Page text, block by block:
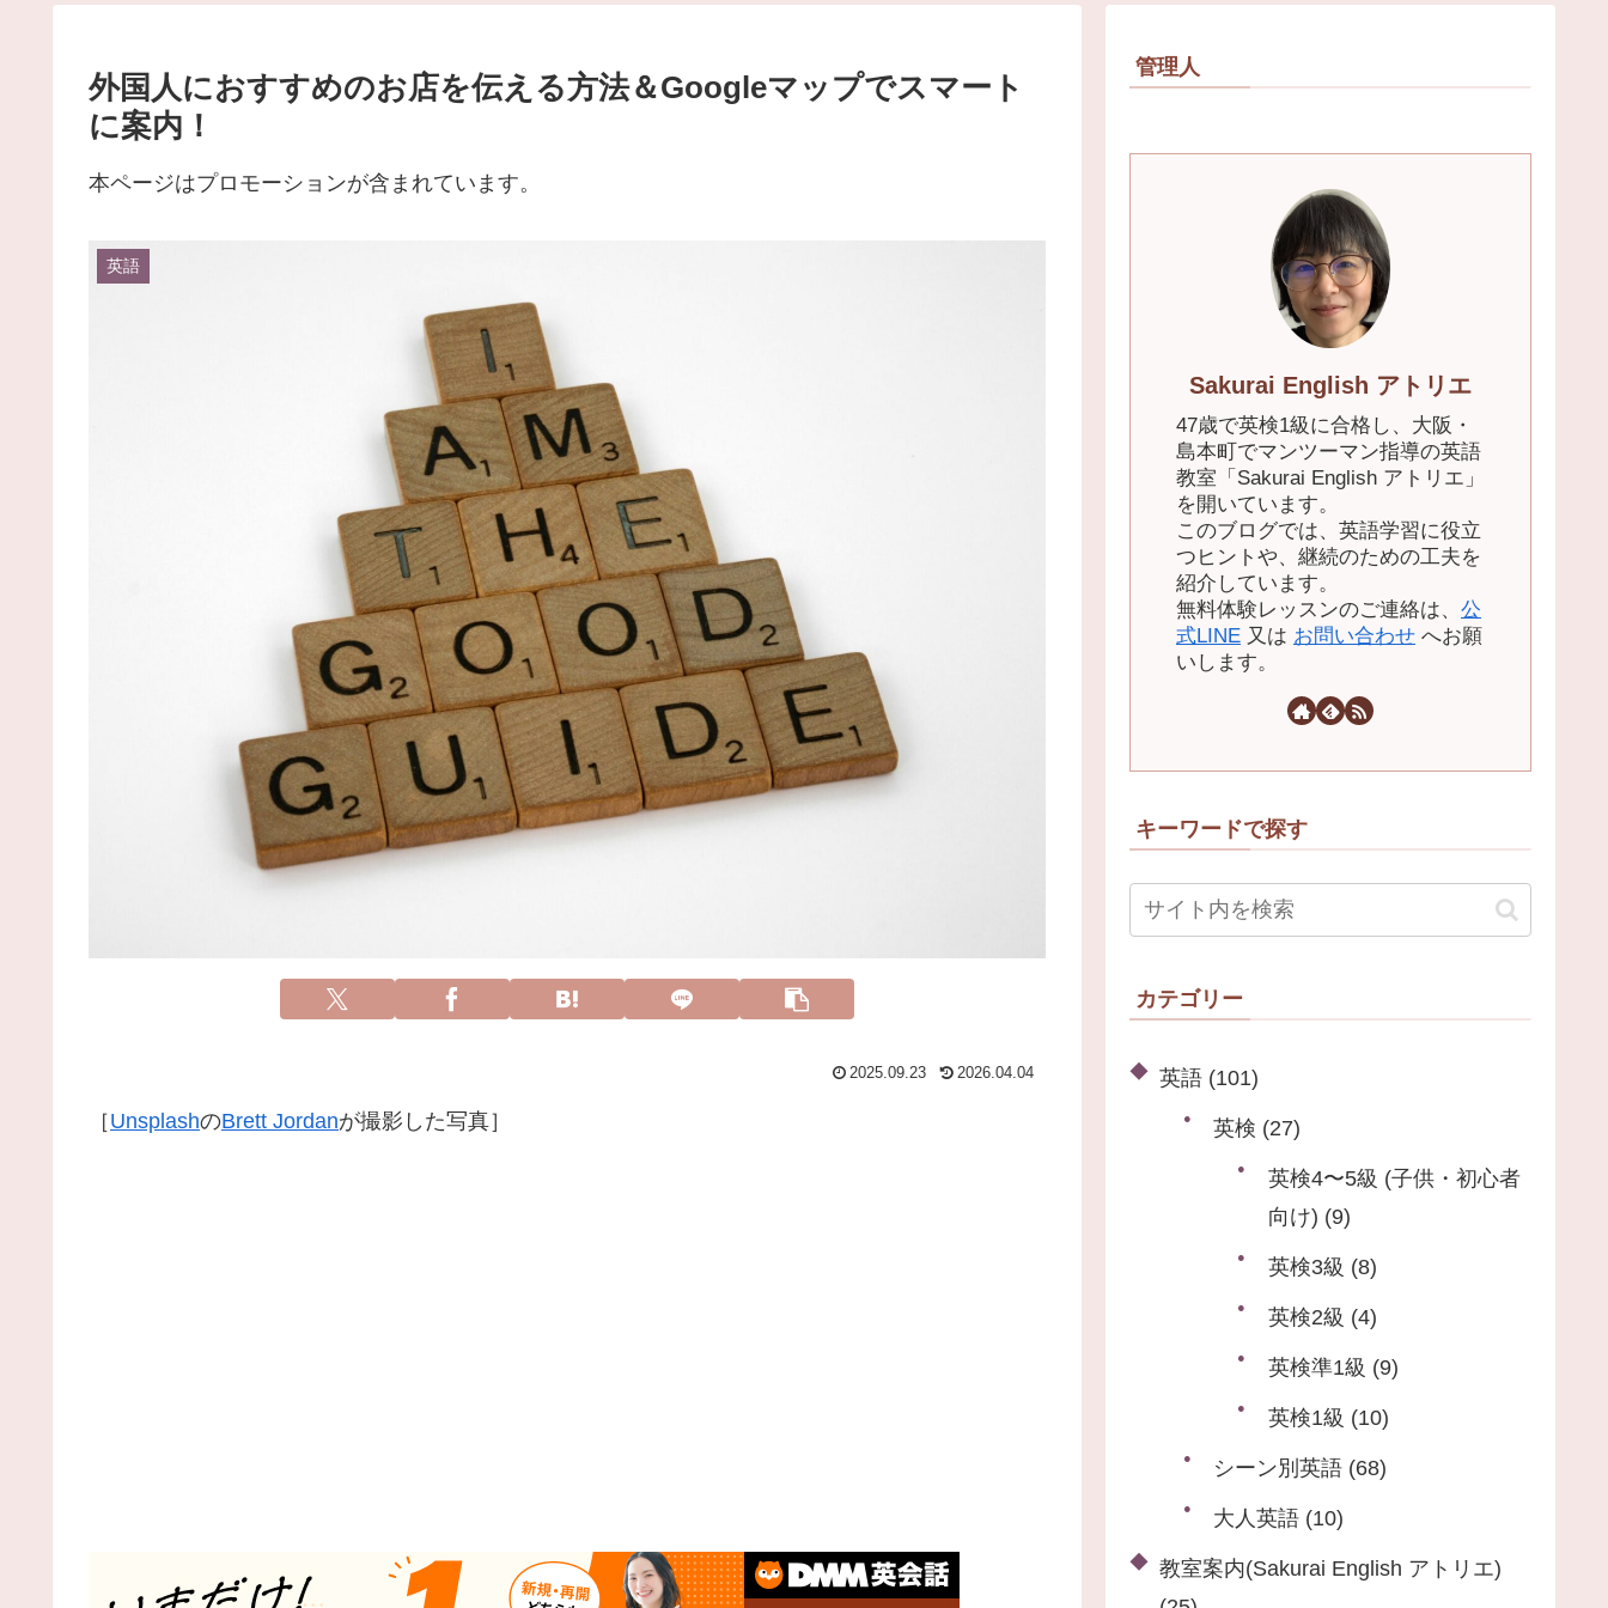
外国人におすすめのお店を伝える方法＆Googleマップでスマート
に案内！
本ページはプロモーションが含まれています。
英語
2025.09.23 2026.04.04
［UnsplashのBrett Jordanが撮影した写真］
管理人
Sakurai English アトリエ
47歳で英検1級に合格し、大阪・
島本町でマンツーマン指導の英語
教室「Sakurai English アトリエ」
を開いています。
このブログでは、英語学習に役立
つヒントや、継続のための工夫を
紹介しています。
無料体験レッスンのご連絡は、 公
式LINE 又は お問い合わせ へお願
いします。
キーワードで探す
カテゴリー
英語 (101)
英検 (27)
英検4〜5級 (子供・初心者
向け) (9)
英検3級 (8)
英検2級 (4)
英検準1級 (9)
英検1級 (10)
シーン別英語 (68)
大人英語 (10)
教室案内(Sakurai English アトリエ)